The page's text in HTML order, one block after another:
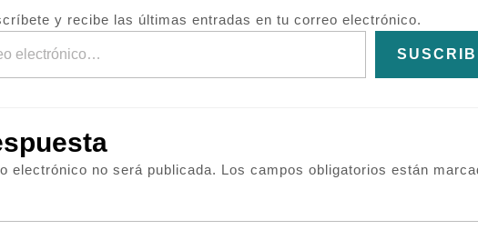
y recibe las últimas entradas en tu correo electrónico.
electrónico no será publicada. Los campos obligatorios están